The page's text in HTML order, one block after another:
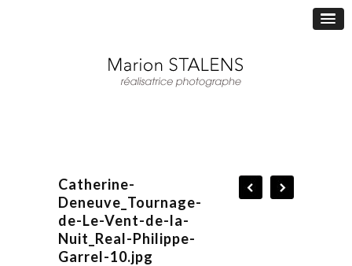
Catherine-
Deneuve_Tournage-
de-Le-Vent-de-la-
Nuit_Real-Philippe-
Garrel-10.jpg